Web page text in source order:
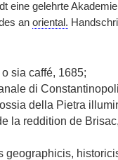
eine gelehrte
an oriental.
sia caffé, 1685;
di
della Pietra
la reddition de